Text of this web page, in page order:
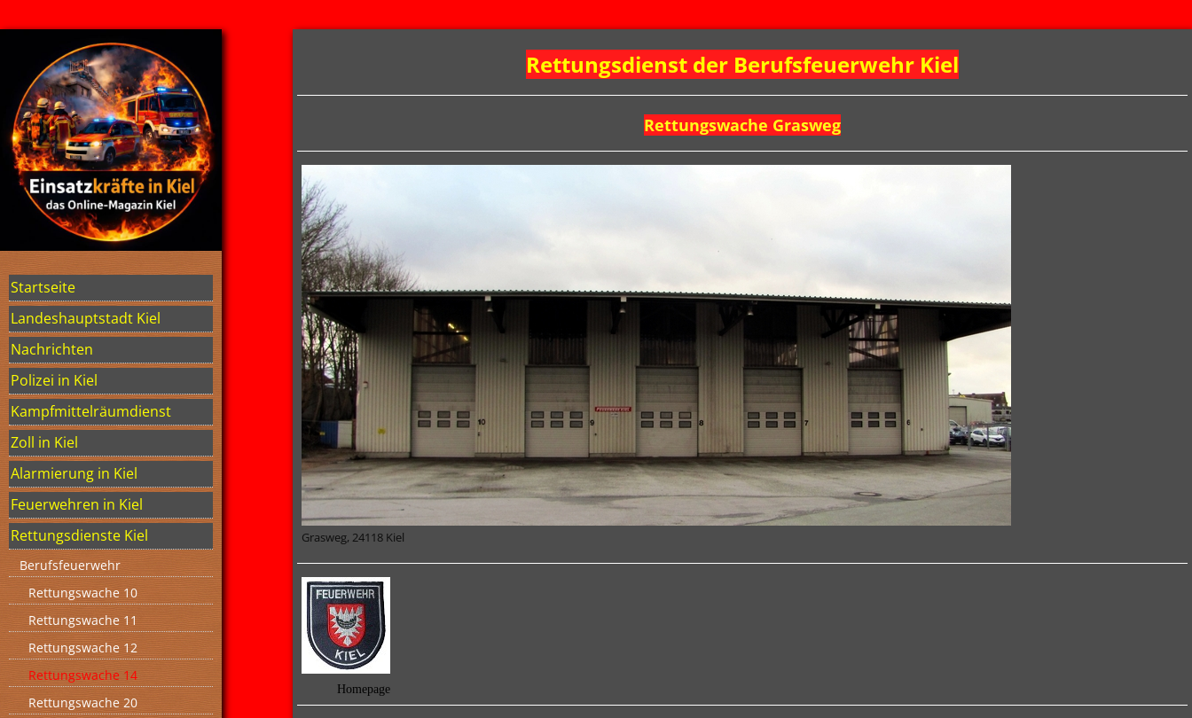
Startseite
Landeshauptstadt Kiel
Nachrichten
Polizei in Kiel
Kampfmittelräumdienst
Zoll in Kiel
Alarmierung in Kiel
Feuerwehren in Kiel
Rettungsdienste Kiel
Berufsfeuerwehr
Rettungswache 10
Rettungswache 11
Rettungswache 12
Rettungswache 14
Rettungswache 20
Rettungsdienst der Berufsfeuerwehr Kiel
Rettungswache Grasweg
Grasweg, 24118 Kiel
Homepage